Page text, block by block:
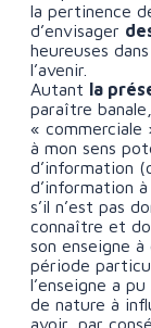
la pertinence
d’envisager
heureuses
l’avenir.
Autant la
paraître
« commerciale
à mon sens
d’information
d’information
s’il n’est pas
connaître et
son enseigne
période
l’enseigne a
de nature à
avoir, par